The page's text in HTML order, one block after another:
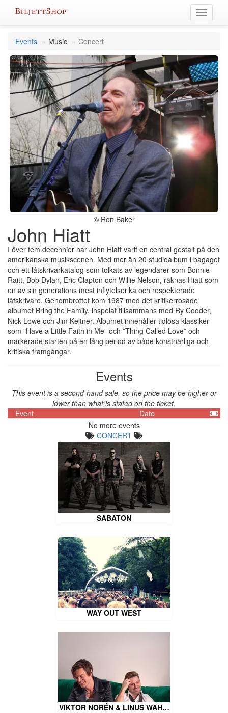
Toggle
Events
Music Concert
© Ron Baker
John Hiatt
I över fem decennier har John Hiatt varit en central gestalt på den
amerikanska musikscenen. Med mer än 20 studioalbum i bagaget
och ett låtskrivarkatalog som tolkats av legendarer som Bonnie
Raitt, Bob Dylan, Eric Clapton och Willie Nelson, räknas Hiatt som
en av sin generations mest inflytelserika och respekterade
låtskrivare. Genombrottet kom 1987 med det kritikerrosade
albumet Bring the Family, inspelat tillsammans med Ry Cooder,
Nick Lowe och Jim Keltner. Albumet innehåller tidlösa klassiker
som ”Have a Little Faith in Me” och ”Thing Called Love” och
markerade starten på en lång period av både konstnärliga och
kritiska framgångar.
Events
This event is a second-hand sale, so the price may be higher or
lower than what is stated on the ticket.
Event
Date
No more events
CONCERT
SABATON
WAY OUT WEST
VIKTOR NORÉN & LINUS WAH…